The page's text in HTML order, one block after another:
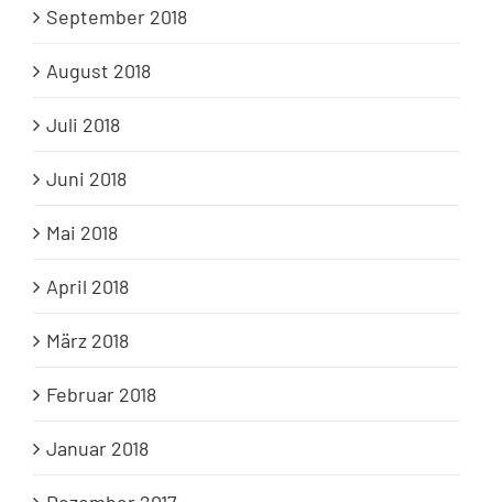
September 2018
August 2018
Juli 2018
Juni 2018
Mai 2018
April 2018
März 2018
Februar 2018
Januar 2018